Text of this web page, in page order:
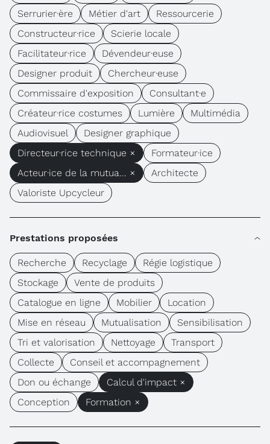
Serrurier·ère
Métier d'art
Ressourcerie
Constructeur·rice
Scierie locale
Facilitateur·rice
Dévendeur·euse
Designer produit
Chercheur·euse
Commissaire d'exposition
Consultant·e
Créateur·rice costumes
Lumière
Multimédia
Audiovisuel
Designer graphique
Directeur·rice technique ×
Formateur·ice
Acteur·ice de la mutua... ×
Architecte
Valoriste Upcycleur
Prestations proposées
Recherche Recyclage
Régie logistique
Stockage
Vente de produits
Catalogue en ligne
Mobilier
Location
Mise en réseau
Mutualisation
Sensibilisation
Tri et valorisation
Nettoyage
Transport
Collecte
Conseil et accompagnement
Don ou échange
Calcul d'impact ×
Conception
Formation ×